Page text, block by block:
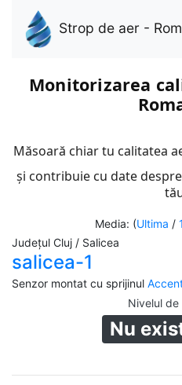
Strop de aer -
Monitorizarea
Măsoară chiar tu calitatea
și contribuie cu date
Media: (Ultima /
Județul Cluj / Salicea
salicea-1
Senzor montat cu sprijinul
Nivelul de
Nu